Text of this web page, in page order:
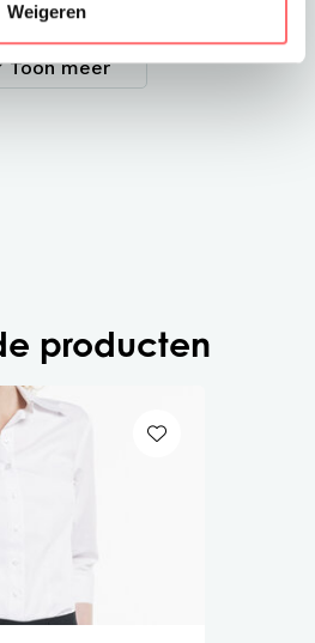
Weigeren
Toon meer
producten